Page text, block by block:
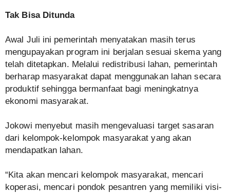
Tak Bisa Ditunda
Awal Juli ini pemerintah menyatakan masih terus
mengupayakan program ini berjalan sesuai skema yang
telah ditetapkan. Melalui redistribusi lahan, pemerintah
berharap masyarakat dapat menggunakan lahan secara
produktif sehingga bermanfaat bagi meningkatnya
ekonomi masyarakat.
Jokowi menyebut masih mengevaluasi target sasaran
dari kelompok-kelompok masyarakat yang akan
mendapatkan lahan.
“Kita akan mencari kelompok masyarakat, mencari
koperasi, mencari pondok pesantren yang memiliki visi-